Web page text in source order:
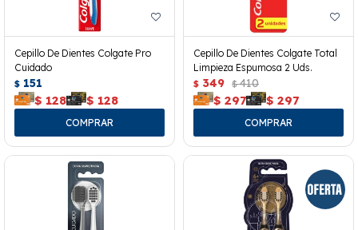
Cepillo De Dientes Colgate Pro
Cuidado
$ 151
$ 128 $ 128
Cepillo De Dientes Colgate Total
Limpieza Espumosa 2 Uds.
$ 349 $ 410
$ 297 $ 297